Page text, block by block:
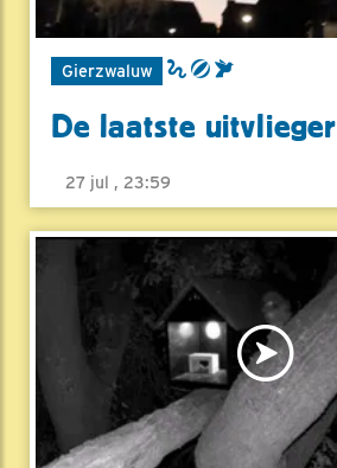
Gierzwaluw
De laatste uitvlieger
27 jul , 23:59